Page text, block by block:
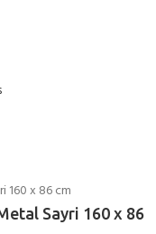
Sayri 160 x 86